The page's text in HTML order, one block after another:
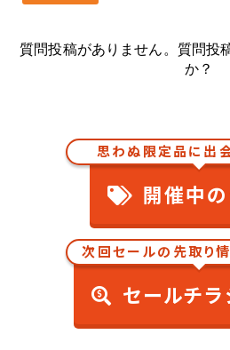
質問投稿がありません。質問投
か？
思わぬ限定品に出会
開催中
次回セールの先取り情
セールチラ